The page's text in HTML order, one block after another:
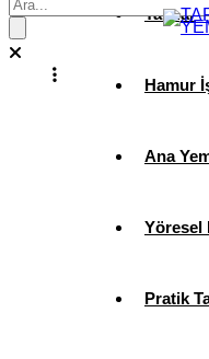
Tatlılar
Hamur
Ana
Yöresel
Pratik